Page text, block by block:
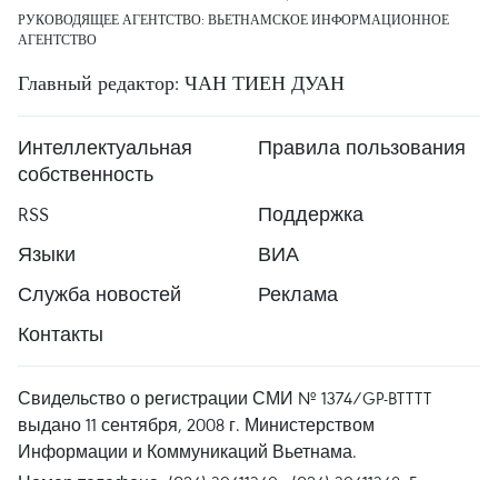
РУКОВОДЯЩЕЕ АГЕНТСТВО: ВЬЕТНАМСКОЕ ИНФОРМАЦИОННОЕ
АГЕНТСТВО
Главный редактор: ЧАН ТИЕН ДУАН
Интеллектуальная
собственность
Правила пользования
RSS
Поддержка
Языки
ВИА
Служба новостей
Реклама
Контакты
Свидельство о регистрации СМИ № 1374/GP-BTTTT
выдано 11 сентября, 2008 г. Министерством
Информации и Коммуникаций Вьетнама.